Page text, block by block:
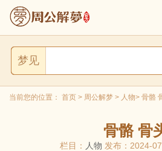
梦见
当前您的位置： 首页 > 周公解梦 > 人物> 骨骼
骨骼 骨
栏目： 人物 发布：2024-